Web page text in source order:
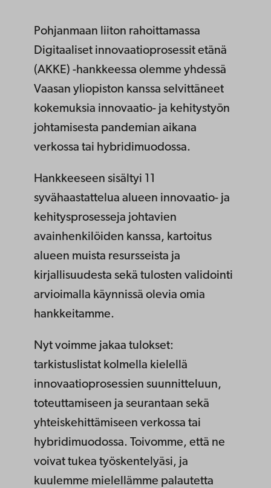
Pohjanmaan liiton rahoittamassa
Digitaaliset innovaatioprosessit etänä
(AKKE) -hankkeessa olemme yhdessä
Vaasan yliopiston kanssa selvittäneet
kokemuksia innovaatio- ja kehitystyön
johtamisesta pandemian aikana
verkossa tai hybridimuodossa.
Hankkeeseen sisältyi 11
syvähaastattelua alueen innovaatio- ja
kehitysprosesseja johtavien
avainhenkilöiden kanssa, kartoitus
alueen muista resursseista ja
kirjallisuudesta sekä tulosten validointi
arvioimalla käynnissä olevia omia
hankkeitamme.
Nyt voimme jakaa tulokset:
tarkistuslistat kolmella kielellä
innovaatioprosessien suunnitteluun,
toteuttamiseen ja seurantaan sekä
yhteiskehittämiseen verkossa tai
hybridimuodossa. Toivomme, että ne
voivat tukea työskentelyäsi, ja
kuulemme mielellämme palautetta